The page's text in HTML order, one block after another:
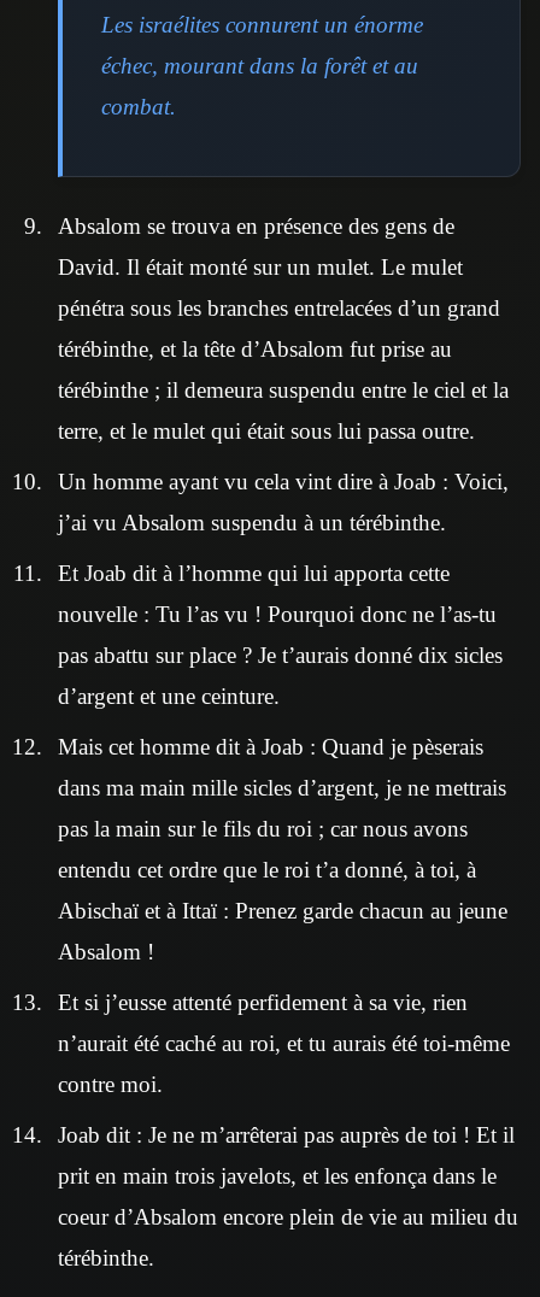
Les israélites connurent un énorme
échec, mourant dans la forêt et au
combat.
Absalom se trouva en présence des gens de
David. Il était monté sur un mulet. Le mulet
pénétra sous les branches entrelacées d’un grand
térébinthe, et la tête d’Absalom fut prise au
térébinthe ; il demeura suspendu entre le ciel et la
terre, et le mulet qui était sous lui passa outre.
Un homme ayant vu cela vint dire à Joab : Voici,
j’ai vu Absalom suspendu à un térébinthe.
Et Joab dit à l’homme qui lui apporta cette
nouvelle : Tu l’as vu ! Pourquoi donc ne l’as-tu
pas abattu sur place ? Je t’aurais donné dix sicles
d’argent et une ceinture.
Mais cet homme dit à Joab : Quand je pèserais
dans ma main mille sicles d’argent, je ne mettrais
pas la main sur le fils du roi ; car nous avons
entendu cet ordre que le roi t’a donné, à toi, à
Abischaï et à Ittaï : Prenez garde chacun au jeune
Absalom !
Et si j’eusse attenté perfidement à sa vie, rien
n’aurait été caché au roi, et tu aurais été toi-même
contre moi.
Joab dit : Je ne m’arrêterai pas auprès de toi ! Et il
prit en main trois javelots, et les enfonça dans le
coeur d’Absalom encore plein de vie au milieu du
térébinthe.